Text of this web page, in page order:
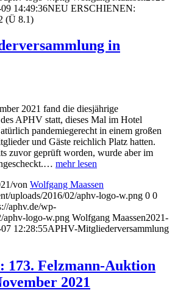
14:49:36NEU ERSCHIENEN:
(Ü 8.1)
in
2021 fand die diesjährige
APHV statt, dieses Mal im Hotel
pandemiegerecht in einem großen
und Gäste reichlich Platz hatten.
zuvor geprüft worden, wurde aber im
mehr lesen
/von Wolfgang Maassen
uploads/2016/02/aphv-logo-w.png 0 0
aphv.de/wp-
aphv-logo-w.png Wolfgang Maassen2021-
12:28:55APHV-Mitgliederversammlung
173. Felzmann-Auktion
2021